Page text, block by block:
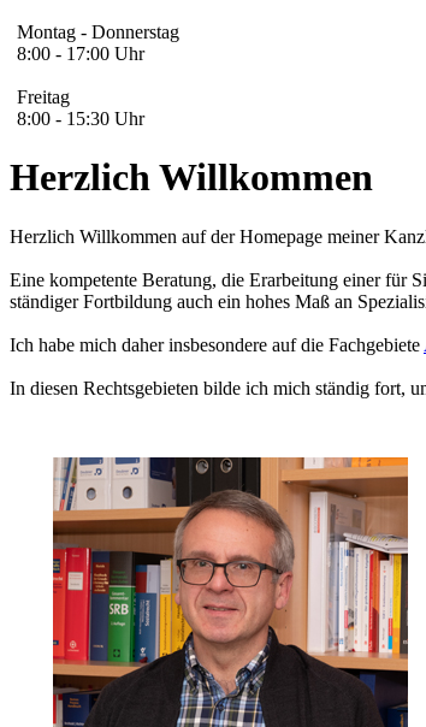
Montag - Donnerstag
8:00 - 17:00 Uhr
Freitag
8:00 - 15:30 Uhr
Herzlich Willkommen
Herzlich Willkommen auf der Homepage meiner
Eine kompetente Beratung, die Erarbeitung einer für
ständiger Fortbildung auch ein hohes Maß an
Ich habe mich daher insbesondere auf die Fachgebiete
In diesen Rechtsgebieten bilde ich mich ständig fort,